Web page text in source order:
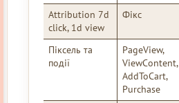
Attribution 7d
click, 1d view
Фікс
Піксель та
події
PageView,
ViewContent,
AddToCart,
Purchase